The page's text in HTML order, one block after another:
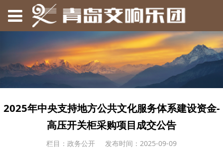
2025年中央支持地方公共文化服务体系建设资金-
高压开关柜采购项目成交公告
栏目：政务公开 发布时间：2025-09-09